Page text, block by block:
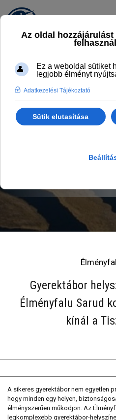
Programok, aktualitások
Gyerektábor
Élményfalu Sarud
kínál a
A sikeres gyerektábor nem egyetlen
hogy minden egy helyen,
élményszerűen működjön. Az
legkomplexebb gyerektábor-